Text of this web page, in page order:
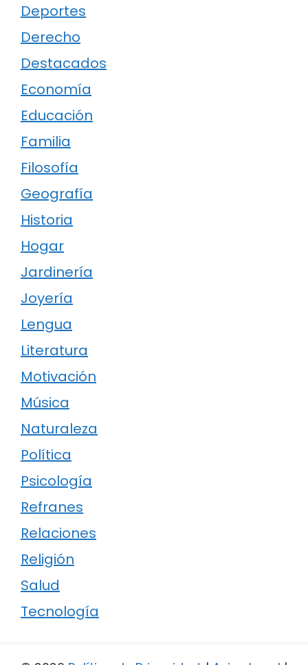
Deportes
Derecho
Destacados
Economía
Educación
Familia
Filosofía
Geografía
Historia
Hogar
Jardinería
Joyería
Lengua
Literatura
Motivación
Música
Naturaleza
Política
Psicología
Refranes
Relaciones
Religión
Salud
Tecnología